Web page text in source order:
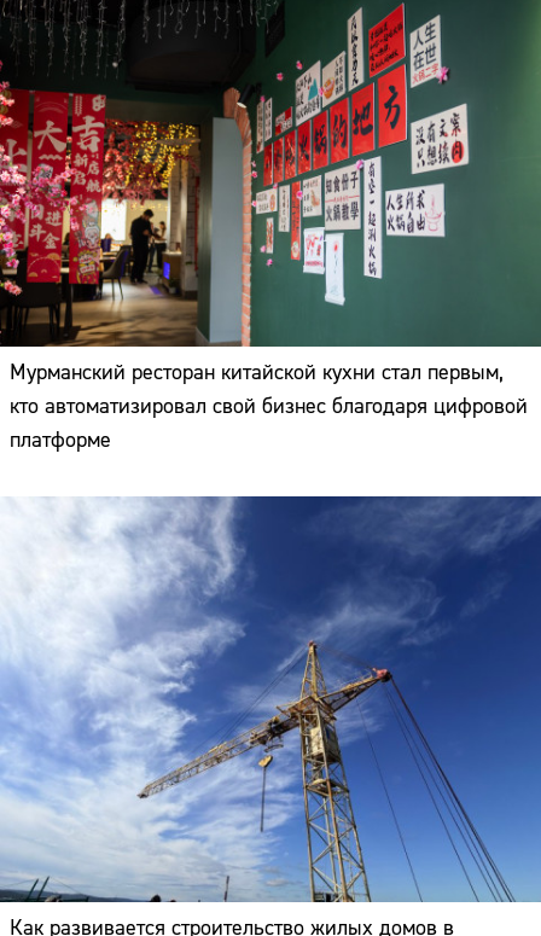
Мурманский ресторан китайской кухни стал первым,
кто автоматизировал свой бизнес благодаря цифровой
платформе
Как развивается строительство жилых домов в